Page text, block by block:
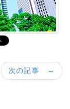
次の記事 →